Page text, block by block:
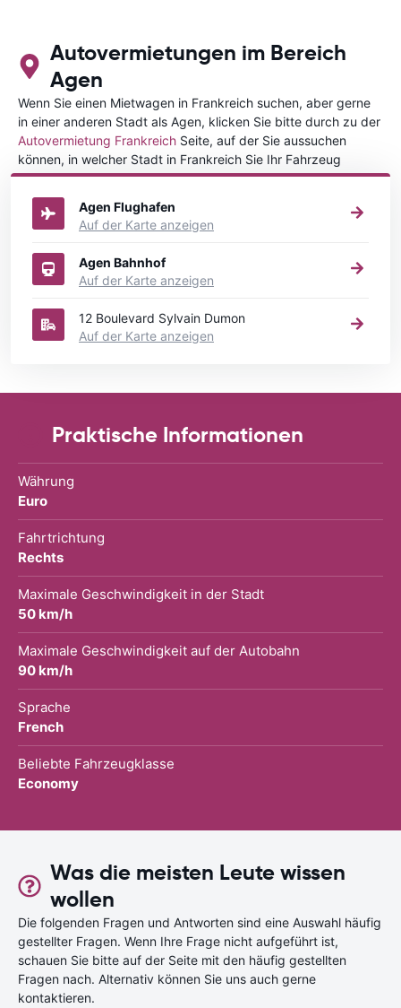
Autovermietungen im Bereich
Agen
Wenn Sie einen Mietwagen in Frankreich suchen, aber gerne
in einer anderen Stadt als Agen, klicken Sie bitte durch zu der
Autovermietung Frankreich Seite, auf der Sie aussuchen
können, in welcher Stadt in Frankreich Sie Ihr Fahrzeug
mieten wollen.
Agen Flughafen
Auf der Karte anzeigen
Agen Bahnhof
Auf der Karte anzeigen
12 Boulevard Sylvain Dumon
Auf der Karte anzeigen
Praktische Informationen
Währung
Euro
Fahrtrichtung
Rechts
Maximale Geschwindigkeit in der Stadt
50 km/h
Maximale Geschwindigkeit auf der Autobahn
90 km/h
Sprache
French
Beliebte Fahrzeugklasse
Economy
Was die meisten Leute wissen
wollen
Die folgenden Fragen und Antworten sind eine Auswahl häufig
gestellter Fragen. Wenn Ihre Frage nicht aufgeführt ist,
schauen Sie bitte auf der Seite mit den häufig gestellten
Fragen nach. Alternativ können Sie uns auch gerne
kontaktieren.